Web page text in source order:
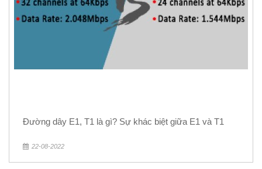
Đường dây E1, T1 là gì? Sự khác biệt giữa E1 và T1
22-08-2022